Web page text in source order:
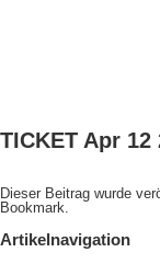
TICKET Apr 12
Dieser Beitrag wurde
Bookmark.
Artikelnavigation